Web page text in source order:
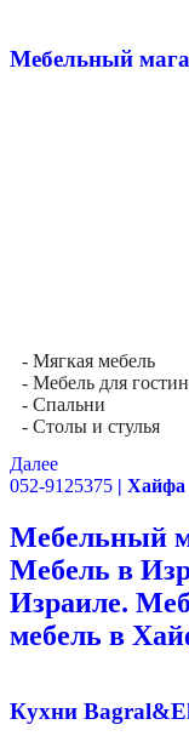
Мебельный
- Мягкая мебель
- Мебель для
- Спальни
- Столы и стулья
Далее
052-9125375 | Хайфа
Мебельный
Мебель в
Израиле.
мебель в
Кухни